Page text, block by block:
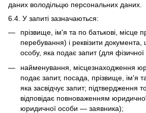
даних володільцю персональних даних.
6.4. У запиті зазначаються:
прізвище, ім'я та по батькові, місце
перебування) і реквізити документа,
особу, яка подає запит (для
найменування, місцезнаходження
подає запит, посада, прізвище, ім'я
яка засвідчує запит; підтвердження
відповідає повноваженням
юридичної особи — заявника);